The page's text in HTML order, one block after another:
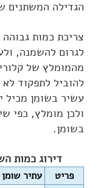
הגדילה המשתנים
צריכת כמות
לגרום להשמנה,
מהמומלץ של
להוביל לתפקוד
עשיר בשומן מכיל
ולכן מומלץ, כפי
בשומן.
דירוג כמות
פריט עתיר שומן